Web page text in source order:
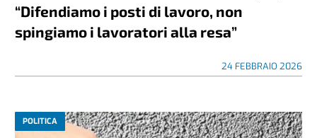
“Difendiamo i posti di lavoro, non
spingiamo i lavoratori alla resa”
24 FEBBRAIO 2026
POLITICA